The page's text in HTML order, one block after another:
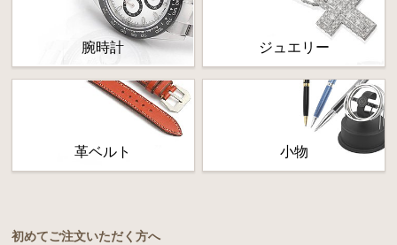
腕時計 ジュエリー
革ベルト 小物
初めてご注文いただく方へ